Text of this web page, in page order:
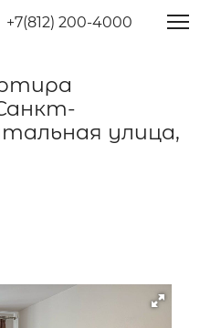
+7(812) 200-4000
улица,